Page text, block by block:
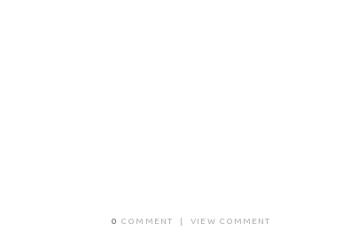
0 COMMENT | VIEW COMMENT